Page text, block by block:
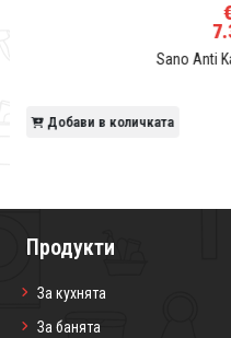
Sano Anti
Добави в количката
Продукти
За кухнята
За банята